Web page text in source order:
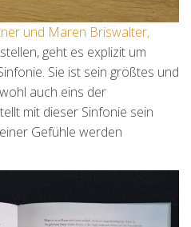
und Maren Briswalter,
geht es explizit um
Sie ist sein größtes und
auch eins der
mit dieser Sinfonie sein
Gefühle werden